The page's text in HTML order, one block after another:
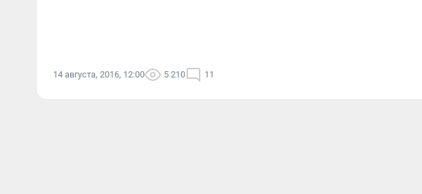
14 августа, 2016, 12:00 5 210 11